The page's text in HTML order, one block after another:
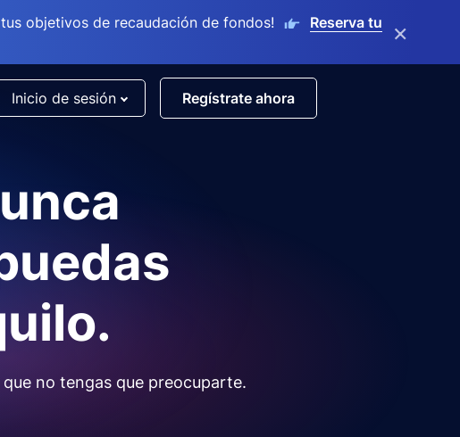
objetivos de recaudación de fondos!
Reserva tu
×
Inicio de sesión Regístrate ahora
no tengas que preocuparte.